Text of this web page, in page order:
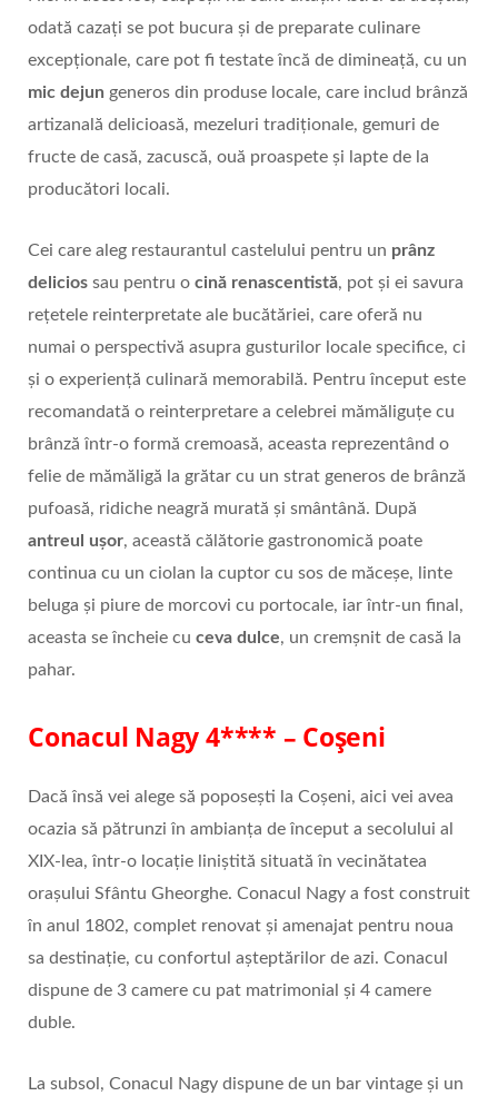
odată cazați se pot bucura și de preparate culinare
excepționale, care pot fi testate încă de dimineață, cu un
mic dejun generos din produse locale, care includ brânză
artizanală delicioasă, mezeluri tradiționale, gemuri de
fructe de casă, zacuscă, ouă proaspete și lapte de la
producători locali.
Cei care aleg restaurantul castelului pentru un prânz
delicios sau pentru o cină renascentistă, pot și ei savura
rețetele reinterpretate ale bucătăriei, care oferă nu
numai o perspectivă asupra gusturilor locale specifice, ci
și o experiență culinară memorabilă. Pentru început este
recomandată o reinterpretare a celebrei mămăliguţe cu
brânză într-o formă cremoasă, aceasta reprezentând o
felie de mămăligă la grătar cu un strat generos de brânză
pufoasă, ridiche neagră murată și smântână. După
antreul ușor, această călătorie gastronomică poate
continua cu un ciolan la cuptor cu sos de măceșe, linte
beluga și piure de morcovi cu portocale, iar într-un final,
aceasta se încheie cu ceva dulce, un cremșnit de casă la
pahar.
Conacul Nagy 4**** – Coșeni
Dacă însă vei alege să poposești la Coșeni, aici vei avea
ocazia să pătrunzi în ambianța de început a secolului al
XIX-lea, într-o locație liniștită situată în vecinătatea
orașului Sfântu Gheorghe. Conacul Nagy a fost construit
în anul 1802, complet renovat și amenajat pentru noua
sa destinație, cu confortul așteptărilor de azi. Conacul
dispune de 3 camere cu pat matrimonial și 4 camere
duble.
La subsol, Conacul Nagy dispune de un bar vintage și un